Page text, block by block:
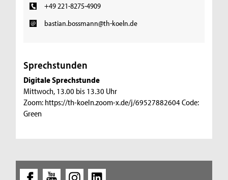
+49 221-8275-4909
bastian.bossmann@th-koeln.de
Sprechstunden
Digitale Sprechstunde
Mittwoch, 13.00 bis 13.30 Uhr
Zoom: https://th-koeln.zoom-x.de/j/69527882604 Code:
Green